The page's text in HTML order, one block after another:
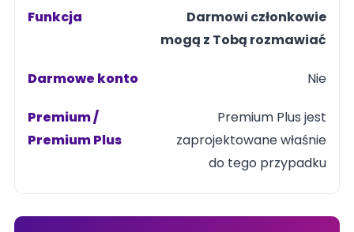
Darmowi członkowie
mogą z Tobą rozmawiać
Nie
Premium Plus jest
zaprojektowane właśnie
do tego przypadku